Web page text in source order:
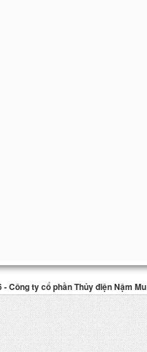
Công ty cổ phần Thủy điện Nậm Mu